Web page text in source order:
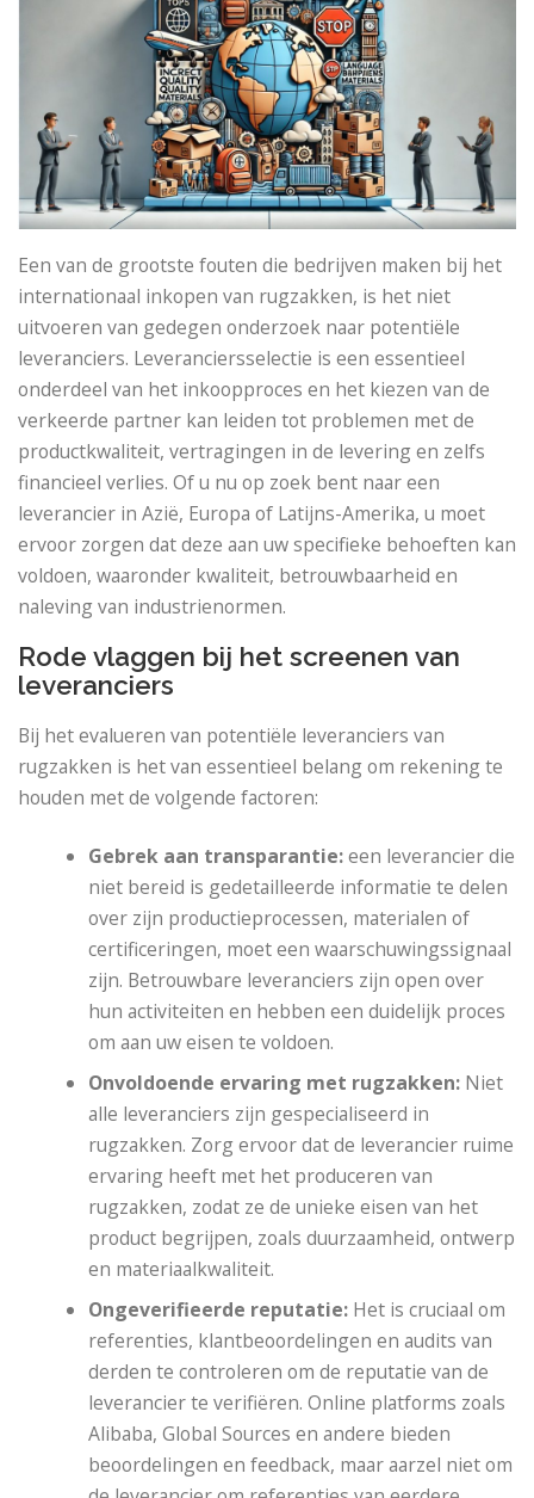
Een van de grootste fouten die bedrijven maken bij het
internationaal inkopen van rugzakken, is het niet
uitvoeren van gedegen onderzoek naar potentiële
leveranciers. Leveranciersselectie is een essentieel
onderdeel van het inkoopproces en het kiezen van de
verkeerde partner kan leiden tot problemen met de
productkwaliteit, vertragingen in de levering en zelfs
financieel verlies. Of u nu op zoek bent naar een
leverancier in Azië, Europa of Latijns-Amerika, u moet
ervoor zorgen dat deze aan uw specifieke behoeften kan
voldoen, waaronder kwaliteit, betrouwbaarheid en
naleving van industrienormen.
Rode vlaggen bij het screenen van
leveranciers
Bij het evalueren van potentiële leveranciers van
rugzakken is het van essentieel belang om rekening te
houden met de volgende factoren:
Gebrek aan transparantie:een leverancier die
niet bereid is gedetailleerde informatie te delen
over zijn productieprocessen, materialen of
certificeringen, moet een waarschuwingssignaal
zijn. Betrouwbare leveranciers zijn open over
hun activiteiten en hebben een duidelijk proces
om aan uw eisen te voldoen.
Onvoldoende ervaring met rugzakken: Niet
alle leveranciers zijn gespecialiseerd in
rugzakken. Zorg ervoor dat de leverancier ruime
ervaring heeft met het produceren van
rugzakken, zodat ze de unieke eisen van het
product begrijpen, zoals duurzaamheid, ontwerp
en materiaalkwaliteit.
Ongeverifieerde reputatie: Het is cruciaal om
referenties, klantbeoordelingen en audits van
derden te controleren om de reputatie van de
leverancier te verifiëren. Online platforms zoals
Alibaba, Global Sources en andere bieden
beoordelingen en feedback, maar aarzel niet om